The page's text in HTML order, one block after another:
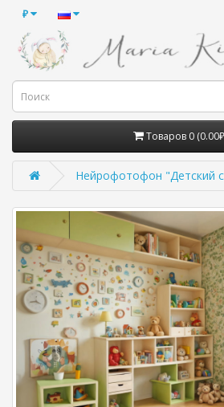
₽
Товаров 0
Нейрофотофон "Детский